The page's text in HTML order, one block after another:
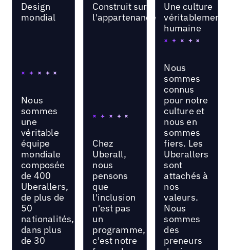
Design
mondial
Nous
sommes
une
véritable
équipe
mondiale
composée
de 400
Uberallers,
de plus de
50
nationalités,
dans plus
de 30
Construit sur
l'appartenance
Chez
Uberall,
nous
pensons
que
l'inclusion
n'est pas
un
programme,
c'est notre
Une culture
véritablement
humaine
Nous
sommes
connus
pour notre
culture et
nous en
sommes
fiers. Les
Uberallers
sont
attachés à
nos
valeurs.
Nous
sommes
des
preneurs